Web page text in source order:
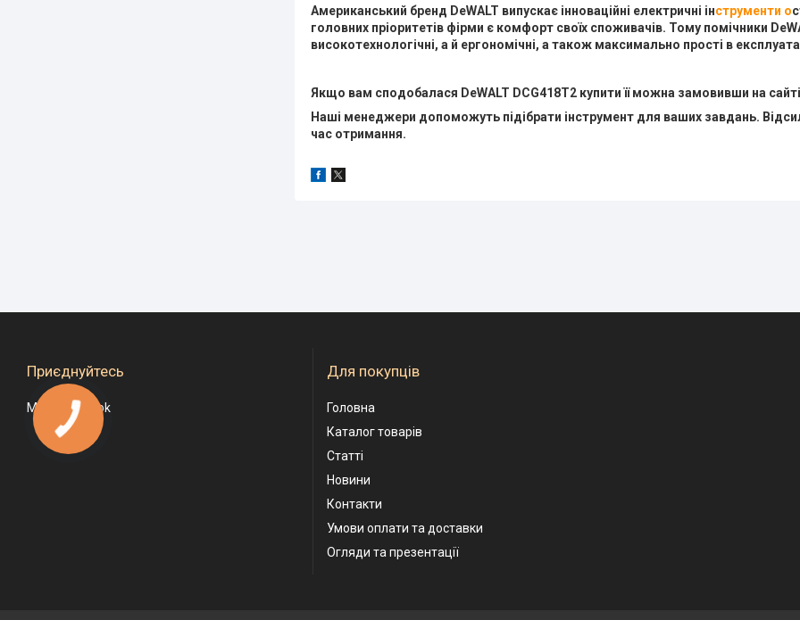
Американський бренд DeWALT випускає інноваційні електричні інструменти о
головних пріоритетів фірми є комфорт своїх споживачів. Тому помічники
високотехнологічні, а й ергономічні, а також максимально прості в
Якщо вам сподобалася DeWALT DCG418T2 купити її можна замовивши на
Наші менеджери допоможуть підібрати інструмент для ваших завдань.
час отримання.
Приєднуйтесь
Ми у Facebook
Для покупців
Головна
Каталог товарів
Статті
Новини
Контакти
Умови оплати та доставки
Огляди та презентації